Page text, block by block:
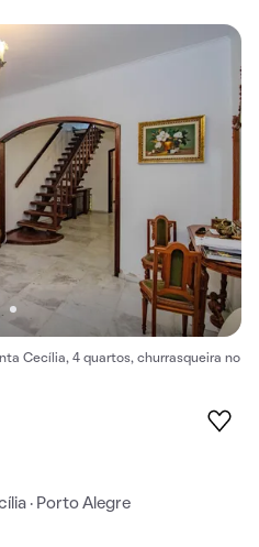
Cecília, 4 quartos, churrasqueira no
· Porto Alegre